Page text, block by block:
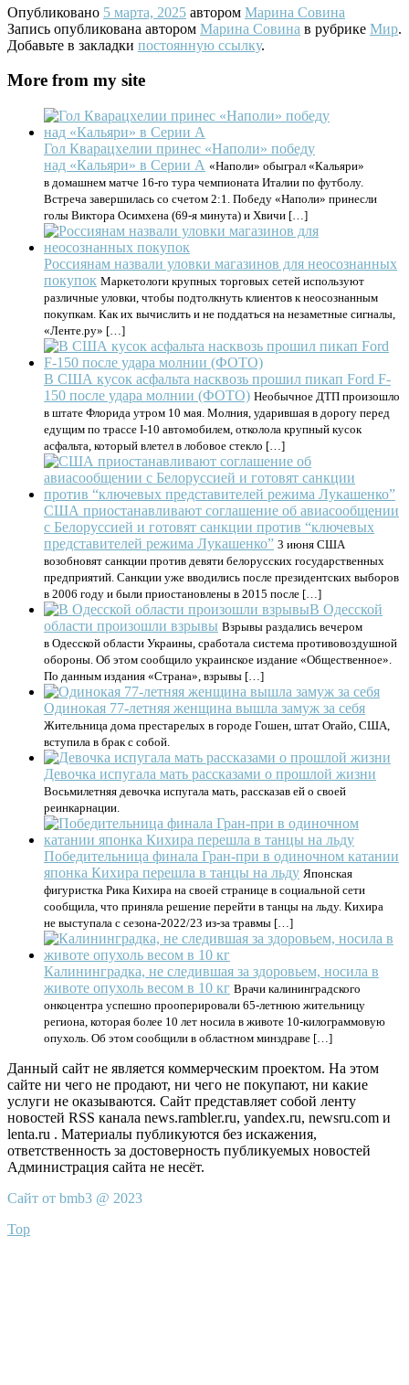
Опубликовано 5 марта, 2025 автором Марина Совина
Запись опубликована автором Марина Совина в рубрике Мир.
Добавьте в закладки постоянную ссылку.
More from my site
Гол Кварацхелии принес «Наполи» победу
над «Кальяри» в Серии А «Наполи» обыграл «Кальяри»
в домашнем матче 16‑го тура чемпионата Италии по футболу.
Встреча завершилась со счетом 2:1. Победу «Наполи» принесли
голы Виктора Осимхена (69‑я минута) и Хвичи […]
Россиянам назвали уловки магазинов для неосознанных
покупок Маркетологи крупных торговых сетей используют
различные уловки, чтобы подтолкнуть клиентов к неосознанным
покупкам. Как их вычислить и не поддаться на незаметные сигналы,
«Ленте.ру» […]
В США кусок асфальта насквозь прошил пикап Ford F-
150 после удара молнии (ФОТО) Необычное ДТП произошло
в штате Флорида утром 10 мая. Молния, ударившая в дорогу перед
едущим по трассе I-10 автомобилем, отколола крупный кусок
асфальта, который влетел в лобовое стекло […]
США приостанавливают соглашение об авиасообщении
с Белоруссией и готовят санкции против “ключевых
представителей режима Лукашенко” 3 июня США
возобновят санкции против девяти белорусских государственных
предприятий. Санкции уже вводились после президентских выборов
в 2006 году и были приостановлены в 2015 после […]
В Одесской
области произошли взрывы Взрывы раздались вечером
в Одесской области Украины, сработала система противовоздушной
обороны. Об этом сообщило украинское издание «Общественное».
По данным издания «Страна», взрывы […]
Одинокая 77-летняя женщина вышла замуж за себя
Жительница дома престарелых в городе Гошен, штат Огайо, США,
вступила в брак с собой.
Девочка испугала мать рассказами о прошлой жизни
Восьмилетняя девочка испугала мать, рассказав ей о своей
реинкарнации.
Победительница финала Гран‑при в одиночном катании
японка Кихира перешла в танцы на льду Японская
фигуристка Рика Кихира на своей странице в социальной сети
сообщила, что приняла решение перейти в танцы на льду. Кихира
не выступала с сезона‑2022/23 из‑за травмы […]
Калининградка, не следившая за здоровьем, носила в
животе опухоль весом в 10 кг Врачи калининградского
онкоцентра успешно прооперировали 65-летнюю жительницу
региона, которая более 10 лет носила в животе 10-килограммовую
опухоль. Об этом сообщили в областном минздраве […]
Данный сайт не является коммерческим проектом. На этом
сайте ни чего не продают, ни чего не покупают, ни какие
услуги не оказываются. Сайт представляет собой ленту
новостей RSS канала news.rambler.ru, yandex.ru, newsru.com и
lenta.ru . Материалы публикуются без искажения,
ответственность за достоверность публикуемых новостей
Администрация сайта не несёт.
Сайт от bmb3 @ 2023
Top